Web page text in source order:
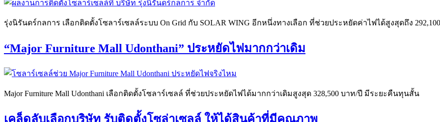
รุ่งนิรันดร์กลการ เลือกติดตั้งโซลาร์เซลล์ระบบ On Grid กับ SOLAR WING อีกหนึ่งทางเลือก ที่ช่วยประหยัดค่าไฟได้สูงสุดถึง
“Major Furniture Mall Udonthani” ประหยัดไฟมากกว่าเดิม
Major Furniture Mall Udonthani เลือกติดตั้งโซลาร์เซลล์ ที่ช่วยประหยัดไฟได้มากกว่าเดิมสูงสุด 328,500 บาท/ปี มีระยะคืนทุนสั้น
เคล็ดลับเลือกบริษัท รับติดตั้งโซล่าเซลล์ ให้ได้สินค้าที่มีคุณภาพ